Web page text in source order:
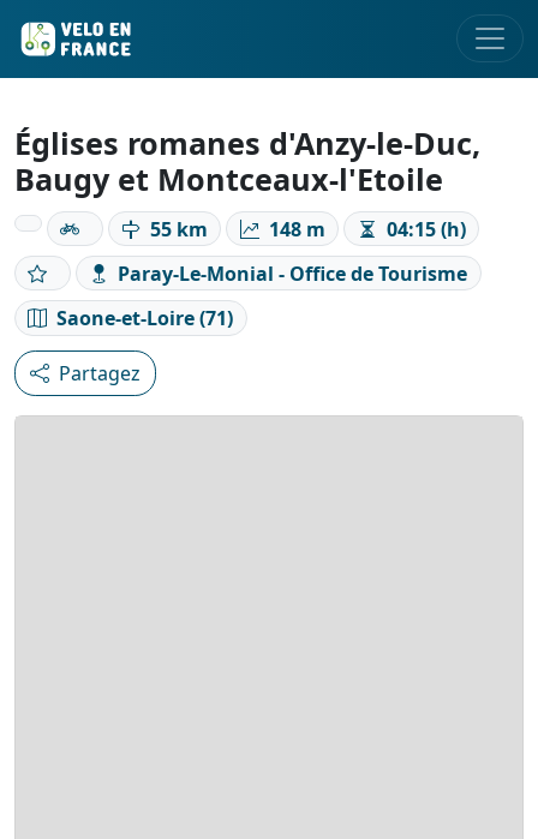
Églises romanes d'Anzy-le-Duc,
Baugy et Montceaux-l'Etoile
55 km 148 m
04:15 (h)
Paray-Le-Monial - Office de Tourisme
Saone-et-Loire (71)
Partagez